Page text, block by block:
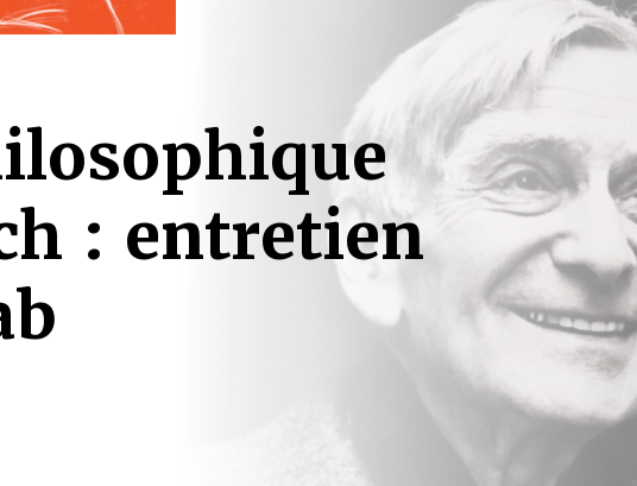
: entretien